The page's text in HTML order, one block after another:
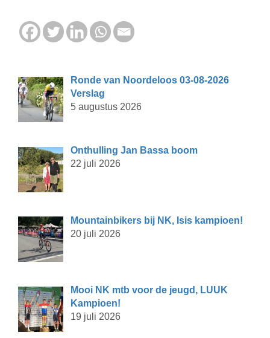
Ronde van Noordeloos 03-08-2026
Verslag
5 augustus 2026
Onthulling Jan Bassa boom
22 juli 2026
Mountainbikers bij NK, Isis kampioen!
20 juli 2026
Mooi NK mtb voor de jeugd, LUUK
Kampioen!
19 juli 2026